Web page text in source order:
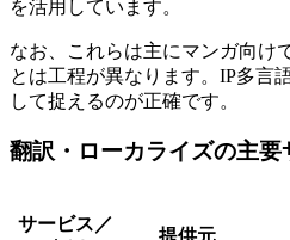
を活用しています。
なお、これらは主にマンガ向け
とは工程が異なります。IP多言
して捉えるのが正確です。
翻訳・ローカライズの主要
サービス／